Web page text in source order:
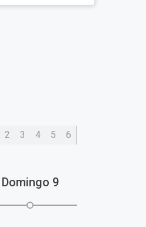
2 3 4 5 6
Domingo 9